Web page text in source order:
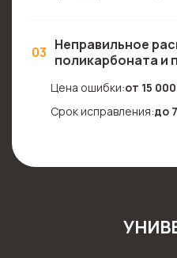
03 Неправильное
поликарбоната и
Цена ошибки:от 15
Срок исправления:до